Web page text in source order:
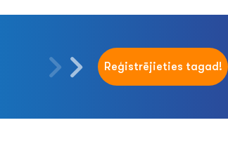
Reģistrējieties tagad!